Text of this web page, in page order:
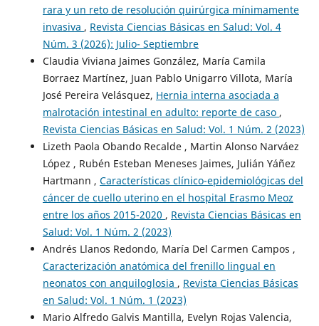
rara y un reto de resolución quirúrgica mínimamente
invasiva , Revista Ciencias Básicas en Salud: Vol. 4
Núm. 3 (2026): Julio- Septiembre
Claudia Viviana Jaimes González, María Camila
Borraez Martínez, Juan Pablo Unigarro Villota, María
José Pereira Velásquez, Hernia interna asociada a
malrotación intestinal en adulto: reporte de caso ,
Revista Ciencias Básicas en Salud: Vol. 1 Núm. 2 (2023)
Lizeth Paola Obando Recalde , Martin Alonso Narváez
López , Rubén Esteban Meneses Jaimes, Julián Yáñez
Hartmann , Características clínico-epidemiológicas del
cáncer de cuello uterino en el hospital Erasmo Meoz
entre los años 2015-2020 , Revista Ciencias Básicas en
Salud: Vol. 1 Núm. 2 (2023)
Andrés Llanos Redondo, María Del Carmen Campos ,
Caracterización anatómica del frenillo lingual en
neonatos con anquiloglosia , Revista Ciencias Básicas
en Salud: Vol. 1 Núm. 1 (2023)
Mario Alfredo Galvis Mantilla, Evelyn Rojas Valencia,